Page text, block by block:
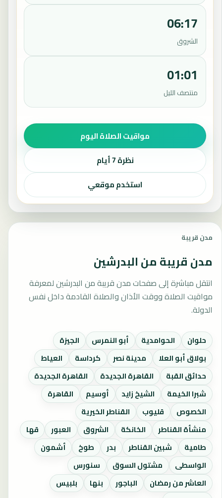
06:17
الشروق
01:01
منتصف الليل
مواقيت الصلاة اليوم
نظرة 7 أيام
استخدم موقعي
مدن قريبة
مدن قريبة من البدرشين
انتقل مباشرة إلى صفحات مدن قريبة من البدرشين لمعرفة
مواقيت الصلاة ووقت الأذان والصلاة القادمة داخل نفس
الدولة.
حلوان الحوامدية أبو النمرس
الجيزة
بولاق أبو العلا
مدينة نصر كرداسة
العياط
حدائق القبة
القاهرة الجديدة
القاهرة الجديدة
شبرا الخيمة
الشيخ زايد أوسيم
القاهرة
الخصوص
قليوب
القناطر الخيرية
منشأة القناطر
الخانكة الشروق العبور
قها
طامية
شبين القناطر بدر طوخ
أشمون
الواسطى
مشتول السوق
سنورس
العاشر من رمضان
الباجور بنها
بلبيس